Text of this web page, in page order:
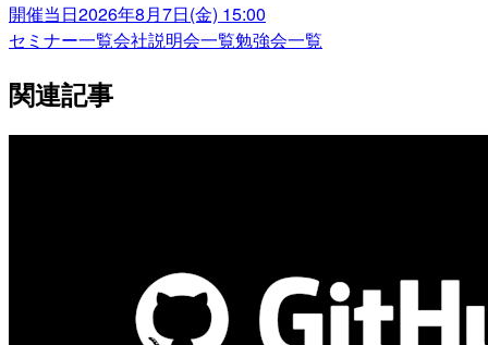
開催当日2026年8月7日(金) 15:00
セミナー一覧会社説明会一覧勉強会一覧
関連記事